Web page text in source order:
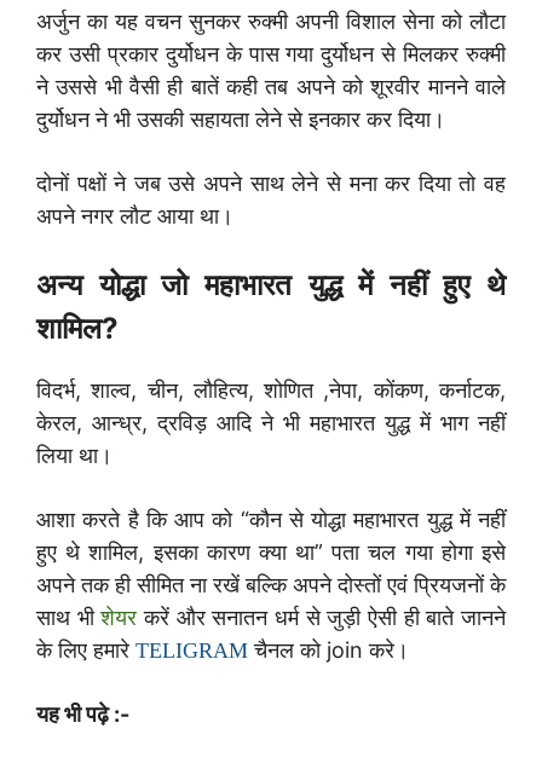
अर्जुन का यह वचन सुनकर रुक्मी अपनी विशाल सेना को लौटा
कर उसी प्रकार दुर्योधन के पास गया दुर्योधन से मिलकर रुक्मी
ने उससे भी वैसी ही बातें कही तब अपने को शूरवीर मानने वाले
दुर्योधन ने भी उसकी सहायता लेने से इनकार कर दिया।
दोनों पक्षों ने जब उसे अपने साथ लेने से मना कर दिया तो वह
अपने नगर लौट आया था।
अन्य योद्धा जो महाभारत युद्ध में नहीं हुए थे
शामिल?
विदर्भ, शाल्व, चीन, लौहित्य, शोणित ,नेपा, कोंकण, कर्नाटक,
केरल, आन्ध्र, द्रविड़ आदि ने भी महाभारत युद्ध में भाग नहीं
लिया था।
आशा करते है कि आप को “कौन से योद्धा महाभारत युद्ध में नहीं
हुए थे शामिल, इसका कारण क्या था” पता चल गया होगा इसे
अपने तक ही सीमित ना रखें बल्कि अपने दोस्तों एवं प्रियजनों के
साथ भीशेयर करें और सनातन धर्म से जुड़ी ऐसी ही बाते जानने
के लिए हमारे TELIGRAM चैनल को join करे।
यह भी पढ़े :-